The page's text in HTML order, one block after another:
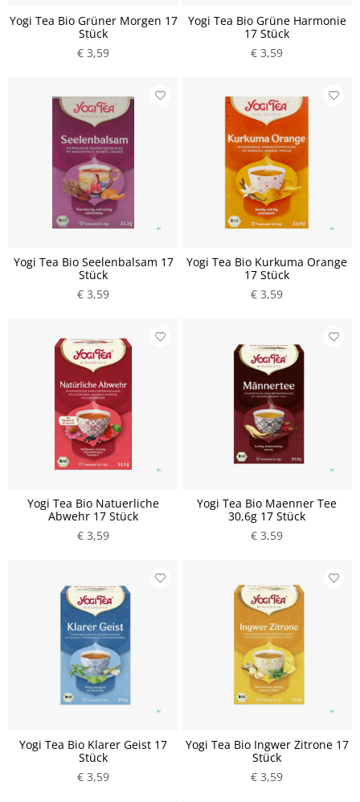
Yogi Tea Bio Grüner Morgen 17
Stück
€ 3,59
Yogi Tea Bio Grüne Harmonie
17 Stück
€ 3,59
Yogi Tea Bio Seelenbalsam 17
Stück
€ 3,59
Yogi Tea Bio Kurkuma Orange
17 Stück
€ 3,59
Yogi Tea Bio Natuerliche
Abwehr 17 Stück
€ 3,59
Yogi Tea Bio Maenner Tee
30,6g 17 Stück
€ 3,59
Yogi Tea Bio Klarer Geist 17
Stück
€ 3,59
Yogi Tea Bio Ingwer Zitrone 17
Stück
€ 3,59